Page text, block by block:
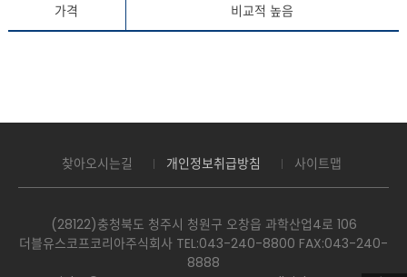
가격 비교적 높음
찾아오시는길 개인정보취급방침 사이트맵
(28122)충청북도 청주시 청원구 오창읍 과학산업4로 106
더블유스코프코리아주식회사 TEL:043-240-8800 FAX:043-240-
8888